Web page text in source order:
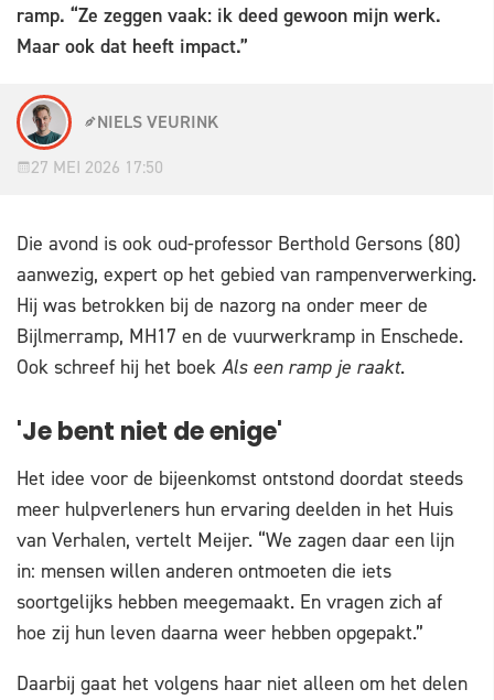
ramp. “Ze zeggen vaak: ik deed gewoon mijn werk.
Maar ook dat heeft impact.”
NIELS VEURINK
27 MEI 2026 17:50
Die avond is ook oud-professor Berthold Gersons (80)
aanwezig, expert op het gebied van rampenverwerking.
Hij was betrokken bij de nazorg na onder meer de
Bijlmerramp, MH17 en de vuurwerkramp in Enschede.
Ook schreef hij het boek Als een ramp je raakt.
'Je bent niet de enige'
Het idee voor de bijeenkomst ontstond doordat steeds
meer hulpverleners hun ervaring deelden in het Huis
van Verhalen, vertelt Meijer. “We zagen daar een lijn
in: mensen willen anderen ontmoeten die iets
soortgelijks hebben meegemaakt. En vragen zich af
hoe zij hun leven daarna weer hebben opgepakt.”
Daarbij gaat het volgens haar niet alleen om het delen